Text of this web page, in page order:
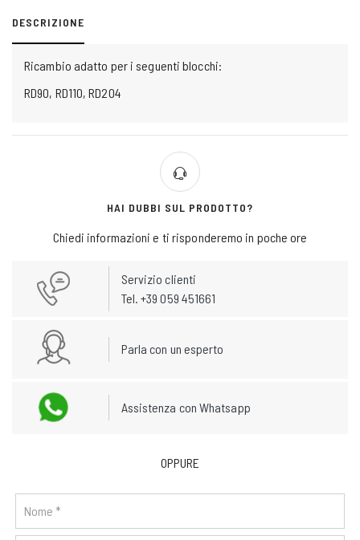
DESCRIZIONE
Ricambio adatto per i seguenti blocchi:
RD90, RD110, RD204
HAI DUBBI SUL PRODOTTO?
Chiedi informazioni e ti risponderemo in poche ore
Servizio clienti
Tel. +39 059 451661
Parla con un esperto
Assistenza con Whatsapp
OPPURE